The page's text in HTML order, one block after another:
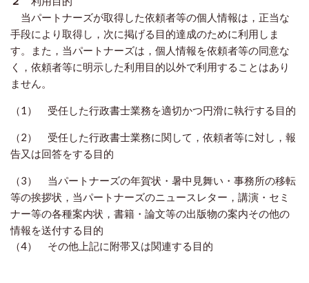
当パートナーズが取得した依頼者等の個人情報は，正当な
手段により取得し，次に掲げる目的達成のために利用しま
す。また，当パートナーズは，個人情報を依頼者等の同意な
く，依頼者等に明示した利用目的以外で利用することはあり
ません。
（1） 受任した行政書士業務を適切かつ円滑に執行する目的
（2） 受任した行政書士業務に関して，依頼者等に対し，報
告又は回答をする目的
（3） 当パートナーズの年賀状・暑中見舞い・事務所の移転
等の挨拶状，当パートナーズのニュースレター，講演・セミ
ナー等の各種案内状，書籍・論文等の出版物の案内その他の
情報を送付する目的
（4） その他上記に附帯又は関連する目的